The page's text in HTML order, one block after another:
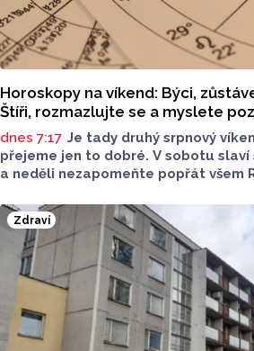
Horoskopy na víkend: Býci,
Štíři, rozmazlujte se a myslete
dnes 7:17 Je tady druhý srpnový
přejeme jen to dobré. V sobotu
a neděli nezapomeňte popřát všem
Zdraví